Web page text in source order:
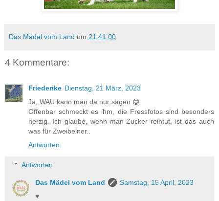
Das Mädel vom Land um 21:41:00
4 Kommentare:
Friederike Dienstag, 21 März, 2023
Ja, WAU kann man da nur sagen 😁
Offenbar schmeckt es ihm, die Fressfotos sind besonders
herzig. Ich glaube, wenn man Zucker reintut, ist das auch
was für Zweibeiner..
Antworten
Antworten
Das Mädel vom Land
Samstag, 15 April, 2023
♥